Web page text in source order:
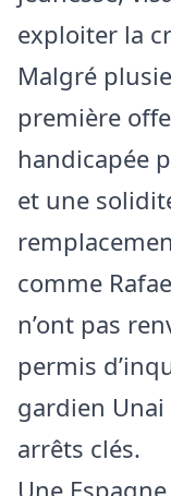
exploiter la
Malgré
première
handicapée
et une
comme
n’ont pas
permis
gardien
arrêts clés.
Une